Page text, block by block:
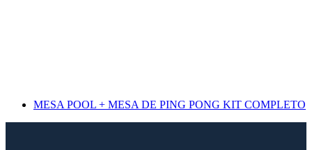
MESA POOL + MESA DE PING PONG KIT COMPLETO